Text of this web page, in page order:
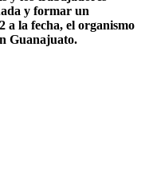
y formar un
a la fecha, el organismo
Guanajuato.